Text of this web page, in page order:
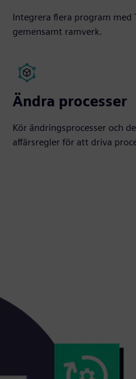
Integrera flera program med
gemensamt ramverk.
Ändra processer
Kör ändringsprocesser och
affärsregler för att driva